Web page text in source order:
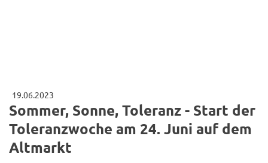
19.06.2023
Sommer, Sonne, Toleranz - Start der
Toleranzwoche am 24. Juni auf dem
Altmarkt